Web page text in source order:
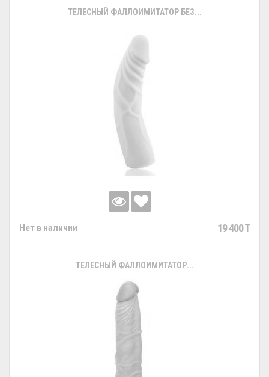
ТЕЛЕСНЫЙ ФАЛЛОИМИТАТОР БЕЗ...
Нет в наличии 19 400 T
ТЕЛЕСНЫЙ ФАЛЛОИМИТАТОР...